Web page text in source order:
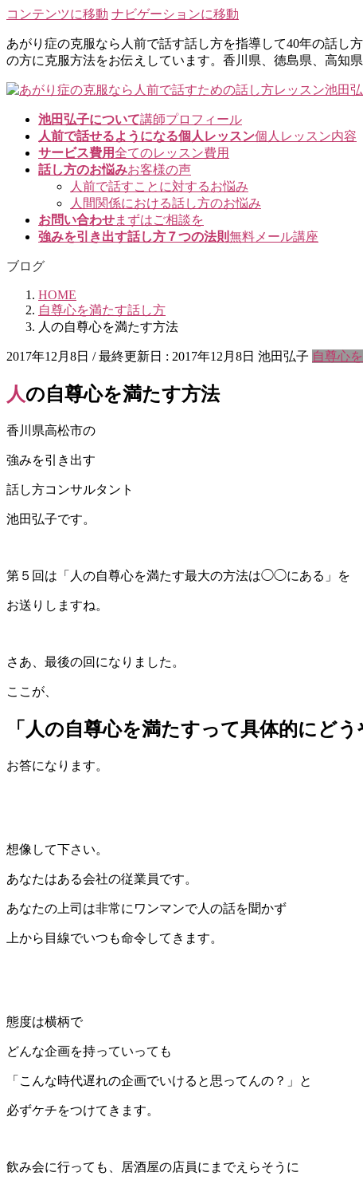
コンテンツに移動 ナビゲーションに移動
あがり症の克服なら人前で話す話し方を指導して40年の話し
の方に克服方法をお伝えしています。香川県、徳島県、高知
池田弘子について講師プロフィール
人前で話せるようになる個人レッスン個人レッスン内容
サービス費用全てのレッスン費用
話し方のお悩みお客様の声
人前で話すことに対するお悩み
人間関係における話し方のお悩み
お問い合わせまずはご相談を
強みを引き出す話し方７つの法則無料メール講座
ブログ
HOME
自尊心を満たす話し方
人の自尊心を満たす方法
2017年12月8日 / 最終更新日 : 2017年12月8日 池田弘子 自尊心
人の自尊心を満たす方法
香川県高松市の
強みを引き出す
話し方コンサルタント
池田弘子です。
第５回は「人の自尊心を満たす最大の方法は◯◯にある」を
お送りしますね。
さあ、最後の回になりました。
ここが、
「人の自尊心を満たすって具体的にど
お答になります。
想像して下さい。
あなたはある会社の従業員です。
あなたの上司は非常にワンマンで人の話を聞かず
上から目線でいつも命令してきます。
態度は横柄で
どんな企画を持っていっても
「こんな時代遅れの企画でいけると思ってんの？」と
必ずケチをつけてきます。
飲み会に行っても、居酒屋の店員にまでえらそうに